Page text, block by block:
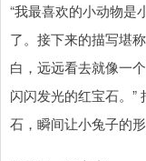
“我最喜欢的小动物是
了。接下来的描写堪
白，远远看去就像一
闪闪发光的红宝石。”
石，瞬间让小兔子的